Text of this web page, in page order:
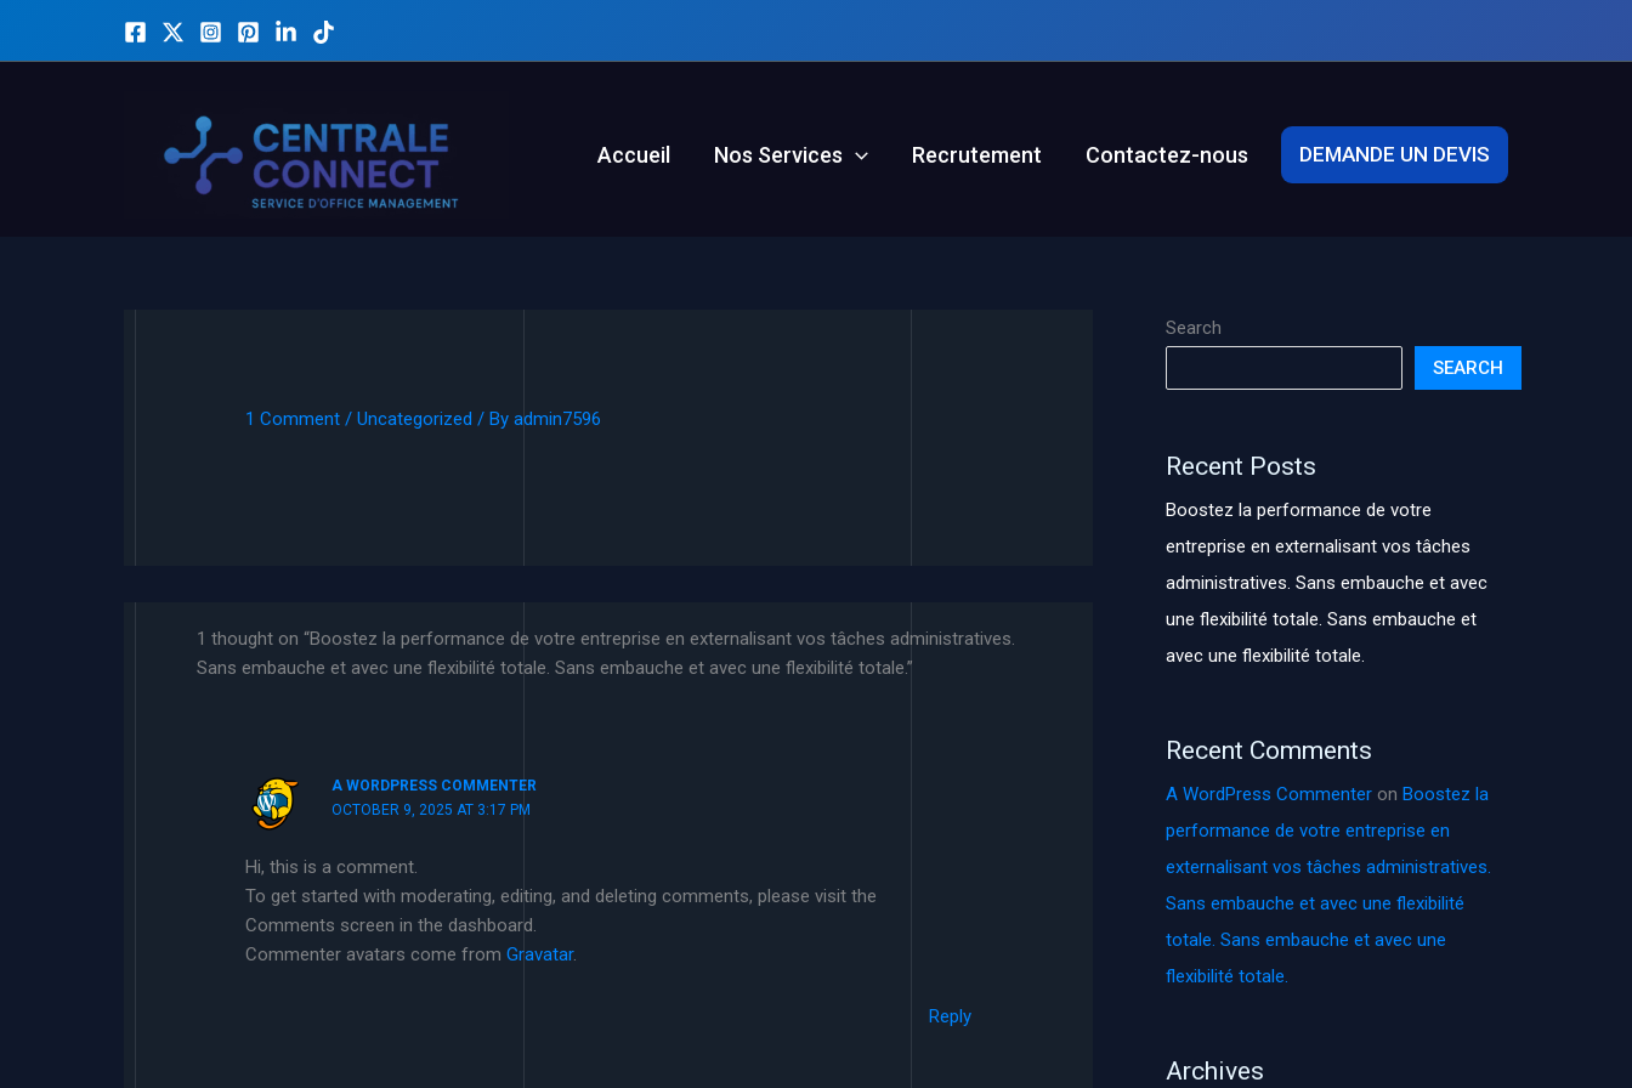
Accueil Nos Services Recrutement Contactez-nous DEMANDE UN DEVIS
1 Comment /Uncategorized / Byadmin7596
1 thought on “Boostez la performance de votre entreprise en externalisant vos tâches administratives.
Sans embauche et avec une flexibilité totale. Sans embauche et avec une flexibilité totale.”
A WORDPRESS COMMENTER
OCTOBER 9, 2025 AT 3:17 PM
Hi, this is a comment.
To get started with moderating, editing, and deleting comments, please visit the
Comments screen in the dashboard.
Commenter avatars come fromGravatar.
Reply
Search
SEARCH
Recent Posts
Boostez la performance de votre
entreprise en externalisant vos tâches
administratives. Sans embauche et avec
une flexibilité totale. Sans embauche et
avec une flexibilité totale.
Recent Comments
A WordPress Commenter on Boostez la
performance de votre entreprise en
externalisant vos tâches administratives.
Sans embauche et avec une flexibilité
totale. Sans embauche et avec une
flexibilité totale.
Archives